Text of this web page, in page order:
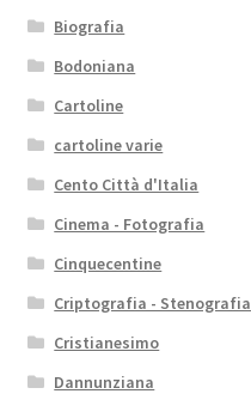
Biografia
Bodoniana
Cartoline
cartoline varie
Cento Città d'Italia
Cinema - Fotografia
Cinquecentine
Criptografia - Stenografia
Cristianesimo
Dannunziana